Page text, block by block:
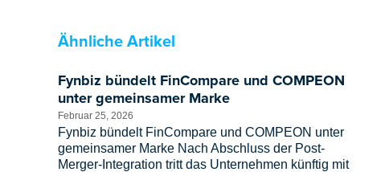
Ähnliche Artikel
Fynbiz bündelt FinCompare und COMPEON
unter gemeinsamer Marke
Februar 25, 2026
Fynbiz bündelt FinCompare und COMPEON unter
gemeinsamer Marke Nach Abschluss der Post-
Merger-Integration tritt das Unternehmen künftig mit